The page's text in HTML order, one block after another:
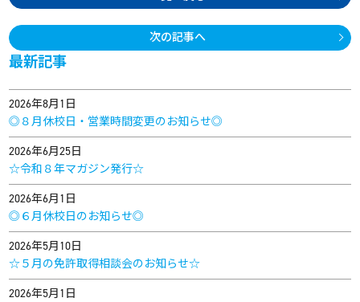
次の記事へ
最新記事
2026年8月1日
◎８月休校日・営業時間変更のお知らせ◎
2026年6月25日
☆令和８年マガジン発行☆
2026年6月1日
◎６月休校日のお知らせ◎
2026年5月10日
☆５月の免許取得相談会のお知らせ☆
2026年5月1日